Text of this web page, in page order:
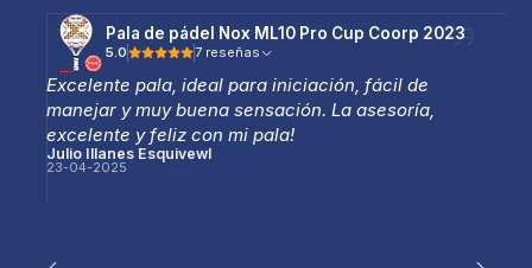
Pala de pádel Nox ML10 Pro Cup Coorp 2023
5.0 7 reseñas
Excelente pala, ideal para iniciación, fácil de
manejar y muy buena sensación. La asesoría,
excelente y feliz con mi pala!
Julio Illanes Esquivewl
23-04-2025